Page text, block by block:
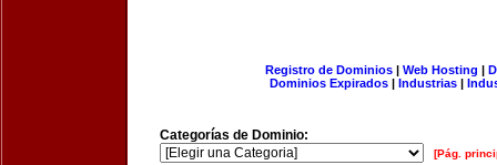
Registro de Dominios| Web Hosting |
Dominios Expirados | Industrias |
Categorías de Dominio:
[Pág.